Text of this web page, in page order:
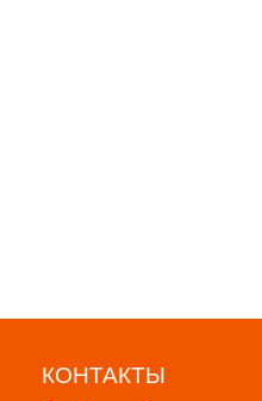
КОНТАКТЫ